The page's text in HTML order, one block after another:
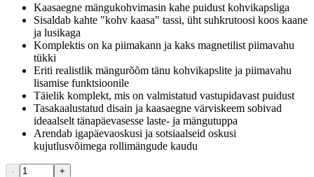
Kaasaegne mängukohvimasin kahe puidust kohvikapsliga
Sisaldab kahte "kohv kaasa" tassi, üht suhkrutoosi koos kaane
ja lusikaga
Komplektis on ka piimakann ja kaks magnetilist piimavahu
tükki
Eriti realistlik mängurõõm tänu kohvikapslite ja piimavahu
lisamise funktsioonile
Täielik komplekt, mis on valmistatud vastupidavast puidust
Tasakaalustatud disain ja kaasaegne värviskeem sobivad
ideaalselt tänapäevasesse laste- ja mängutuppa
Arendab igapäevaoskusi ja sotsiaalseid oskusi
kujutlusvõimega rollimängude kaudu
- +